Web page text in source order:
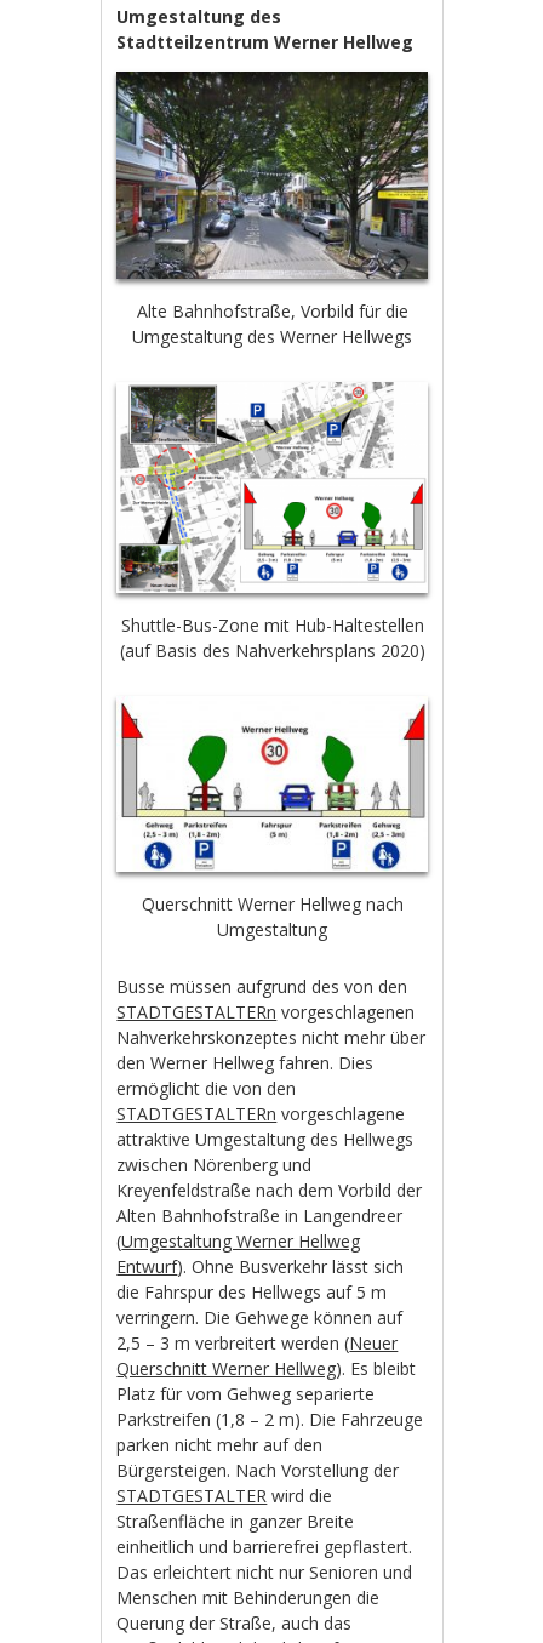
Umgestaltung des
Stadtteilzentrum Werner Hellweg
Alte Bahnhofstraße, Vorbild für die
Umgestaltung des Werner Hellwegs
Shuttle-Bus-Zone mit Hub-Haltestellen
(auf Basis des Nahverkehrsplans 2020)
Querschnitt Werner Hellweg nach
Umgestaltung
Busse müssen aufgrund des von den
STADTGESTALTERn vorgeschlagenen
Nahverkehrskonzeptes nicht mehr über
den Werner Hellweg fahren. Dies
ermöglicht die von den
STADTGESTALTERn vorgeschlagene
attraktive Umgestaltung des Hellwegs
zwischen Nörenberg und
Kreyenfeldstraße nach dem Vorbild der
Alten Bahnhofstraße in Langendreer
(Umgestaltung Werner Hellweg
Entwurf). Ohne Busverkehr lässt sich
die Fahrspur des Hellwegs auf 5 m
verringern. Die Gehwege können auf
2,5 – 3 m verbreitert werden (Neuer
Querschnitt Werner Hellweg). Es bleibt
Platz für vom Gehweg separierte
Parkstreifen (1,8 – 2 m). Die Fahrzeuge
parken nicht mehr auf den
Bürgersteigen. Nach Vorstellung der
STADTGESTALTER wird die
Straßenfläche in ganzer Breite
einheitlich und barrierefrei gepflastert.
Das erleichtert nicht nur Senioren und
Menschen mit Behinderungen die
Querung der Straße, auch das